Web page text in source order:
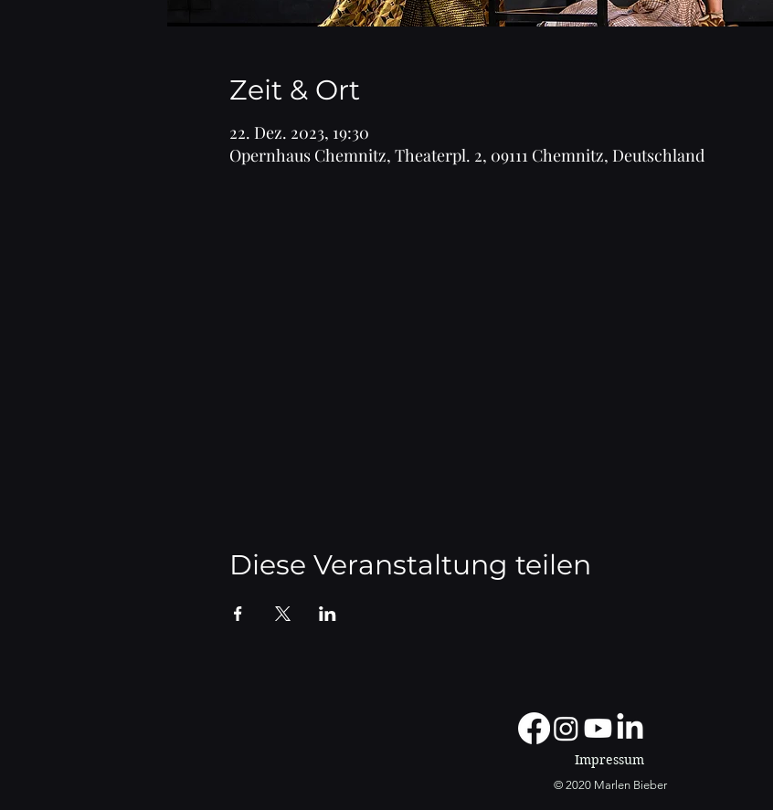
Zeit & Ort
22. Dez. 2023, 19:30
Opernhaus Chemnitz, Theaterpl. 2, 09111 Chemnitz, Deutschland
Diese Veranstaltung teilen
Impressum
© 2020 Marlen Bieber